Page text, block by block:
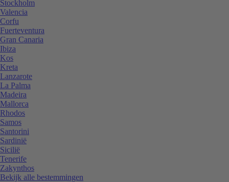
Stockholm
Valencia
Corfu
Fuerteventura
Gran Canaria
Ibiza
Kos
Kreta
Lanzarote
La Palma
Madeira
Mallorca
Rhodos
Samos
Santorini
Sardinië
Sicilië
Tenerife
Zakynthos
Bekijk alle bestemmingen